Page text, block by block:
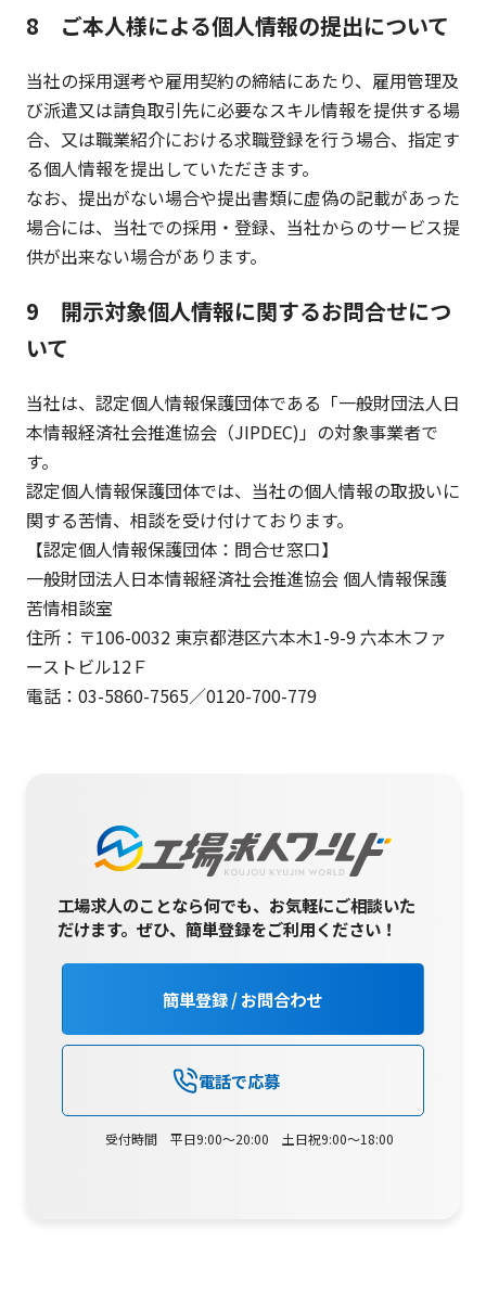
8 ご本人様による個人情報の提出について
当社の採用選考や雇用契約の締結にあたり、雇用管理及
び派遣又は請負取引先に必要なスキル情報を提供する場
合、又は職業紹介における求職登録を行う場合、指定す
る個人情報を提出していただきます。
なお、提出がない場合や提出書類に虚偽の記載があった
場合には、当社での採用・登録、当社からのサービス提
供が出来ない場合があります。
9 開示対象個人情報に関するお問合せにつ
いて
当社は、認定個人情報保護団体である「一般財団法人日
本情報経済社会推進協会（JIPDEC)」の対象事業者で
す。
認定個人情報保護団体では、当社の個人情報の取扱いに
関する苦情、相談を受け付けております。
【認定個人情報保護団体：問合せ窓口】
一般財団法人日本情報経済社会推進協会 個人情報保護
苦情相談室
住所：〒106-0032 東京都港区六本木1-9-9 六本木ファ
ーストビル12Ｆ
電話：03-5860-7565／0120-700-779
工場求人のことなら何でも、お気軽にご相談いた
だけます。ぜひ、簡単登録をご利用ください！
簡単登録 / お問合わせ
電話で応募
受付時間 平日9:00～20:00 土日祝9:00～18:00